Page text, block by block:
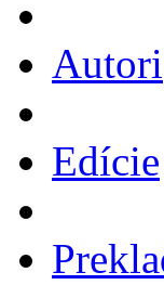
Autori
Edície